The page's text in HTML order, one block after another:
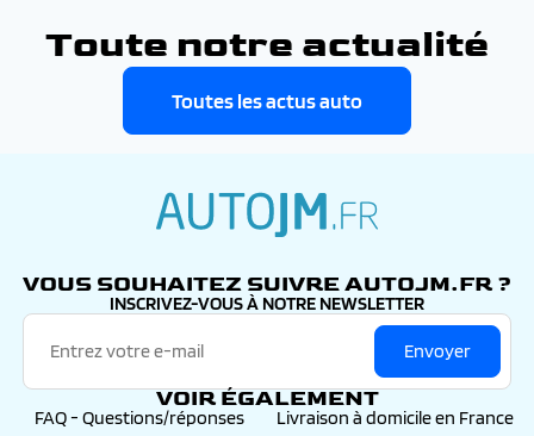
Toute notre actualité
Toutes les actus auto
VOUS SOUHAITEZ SUIVRE AUTOJM.FR ?
INSCRIVEZ-VOUS À NOTRE NEWSLETTER
Envoyer
VOIR ÉGALEMENT
FAQ - Questions/réponses Livraison à domicile en France